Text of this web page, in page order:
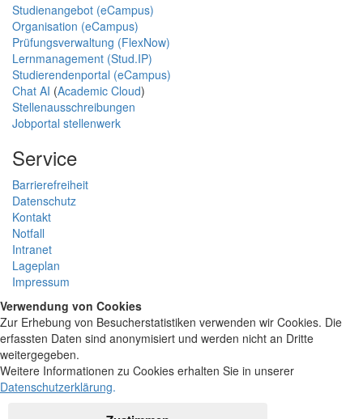
Studienangebot (eCampus)
Organisation (eCampus)
Prüfungsverwaltung (FlexNow)
Lernmanagement (Stud.IP)
Studierendenportal (eCampus)
Chat AI (Academic Cloud)
Stellenausschreibungen
Jobportal stellenwerk
Service
Barrierefreiheit
Datenschutz
Kontakt
Notfall
Intranet
Lageplan
Impressum
Verwendung von Cookies
Zur Erhebung von Besucherstatistiken verwenden wir Cookies. Die
erfassten Daten sind anonymisiert und werden nicht an Dritte
weitergegeben.
Weitere Informationen zu Cookies erhalten Sie in unserer
Datenschutzerklärung.